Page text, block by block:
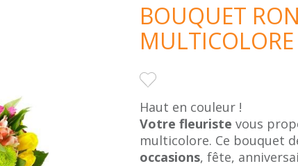
BOUQUET
MULTICOLORE
Haut en couleur !
Votre fleuriste vous
multicolore. Ce bouquet
occasions, fête,